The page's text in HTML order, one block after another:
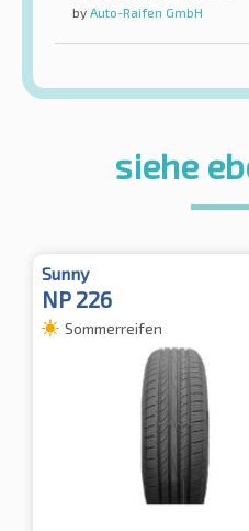
by Auto-Raifen GmbH
siehe
Sunny
NP 226
Sommerreifen